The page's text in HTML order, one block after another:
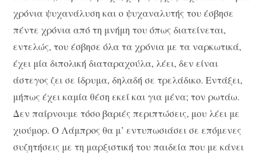
χρόνια ψυχανάλυση και ο ψυχαναλυτής του έσβησε
πέντε χρόνια από τη μνήμη του όπως διατείνεται,
εντελώς, του έσβησε όλα τα χρόνια με τα ναρκωτικά,
έχει μία διπολική διαταραχούλα, λέει, δεν είναι
άστεγος ζει σε ίδρυμα, δηλαδή σε τρελάδικο. Εντάξει,
μήπως έχει καμία θέση εκεί και για μένα; τον ρωτάω.
Δεν παίρνουμε τόσο βαριές περιπτώσεις, μου λέει με
χιούμορ. Ο Λάμπρος θα μ’ εντυπωσιάσει σε επόμενες
συζητήσεις με τη μαρξιστική του παιδεία που με κάνει